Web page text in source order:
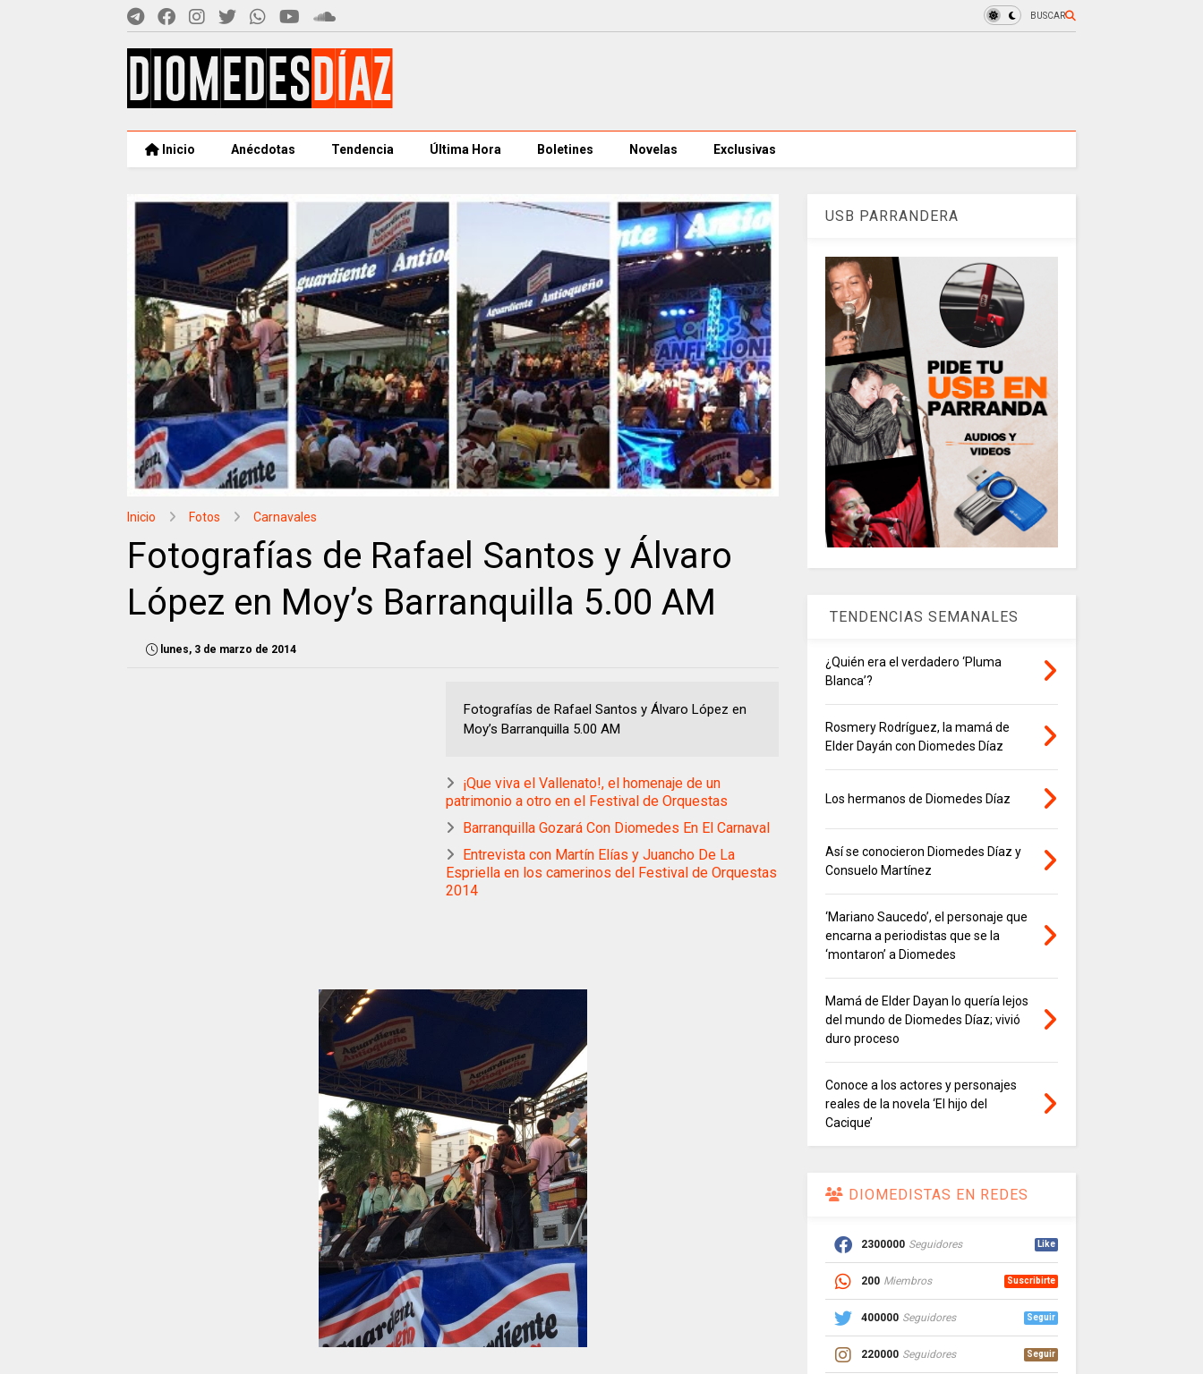
BUSCAR
Inicio Anécdotas Tendencia Última Hora Boletines Novelas Exclusivas
Inicio Fotos Carnavales
Fotografías de Rafael Santos y Álvaro
López en Moy’s Barranquilla 5.00 AM
lunes, 3 de marzo de 2014
Fotografías de Rafael Santos y Álvaro López en
Moy’s Barranquilla 5.00 AM
¡Que viva el Vallenato!, el homenaje de un
patrimonio a otro en el Festival de Orquestas
Barranquilla Gozará Con Diomedes En El Carnaval
Entrevista con Martín Elías y Juancho De La
Espriella en los camerinos del Festival de Orquestas
2014
USB PARRANDERA
TENDENCIAS SEMANALES
¿Quién era el verdadero ‘Pluma
Blanca’?
Rosmery Rodríguez, la mamá de
Elder Dayán con Diomedes Díaz
Los hermanos de Diomedes Díaz
Así se conocieron Diomedes Díaz y
Consuelo Martínez
‘Mariano Saucedo’, el personaje que
encarna a periodistas que se la
‘montaron’ a Diomedes
Mamá de Elder Dayan lo quería lejos
del mundo de Diomedes Díaz; vivió
duro proceso
Conoce a los actores y personajes
reales de la novela ‘El hijo del
Cacique’
DIOMEDISTAS EN REDES
2300000 Seguidores Like
200 Miembros Suscribirte
400000 Seguidores Seguir
220000 Seguidores Seguir